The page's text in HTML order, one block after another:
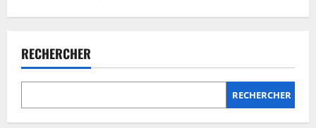
en
Lozère
:
mon
choisir
sans
RECHERCHER
RECHERCHER